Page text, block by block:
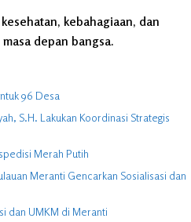
kebahagiaan, dan
depan bangsa.
96 Desa
S.H. Lakukan Koordinasi Strategis
Merah Putih
Meranti Gencarkan Sosialisasi dan
dan UMKM di Meranti